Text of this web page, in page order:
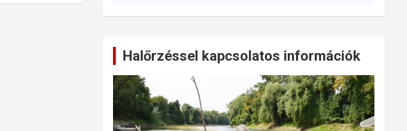
Halőrzéssel kapcsolatos információk